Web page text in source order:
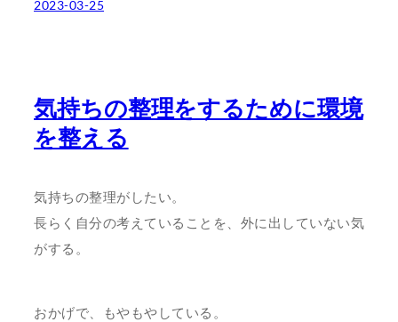
2023-03-25
気持ちの整理をするために環境
を整える
気持ちの整理がしたい。
長らく自分の考えていることを、外に出していない気
がする。
おかげで、もやもやしている。